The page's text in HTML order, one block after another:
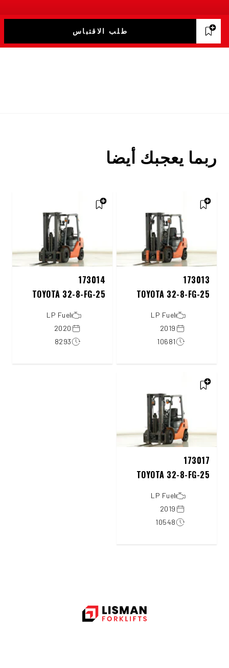
طلب الاقتباس
ربما يعجبك أيضا
173013
TOYOTA 32-8-FG-25
LP Fuel
2019
10681
173014
TOYOTA 32-8-FG-25
LP Fuel
2020
8293
173017
TOYOTA 32-8-FG-25
LP Fuel
2019
10548